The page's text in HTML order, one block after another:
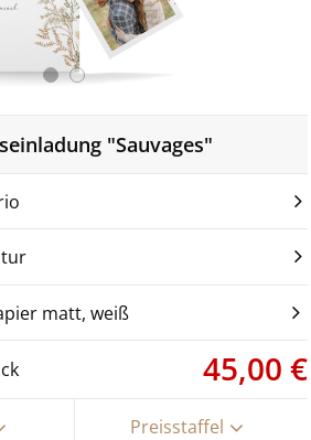
"Sauvages"
matt, weiß
45,00 €
Preisstaffel